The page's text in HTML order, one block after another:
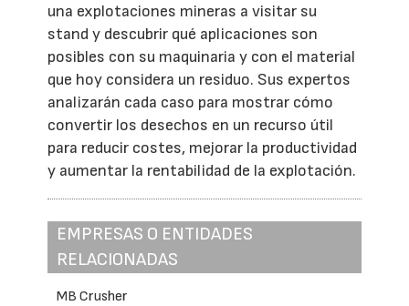
una explotaciones mineras a visitar su
stand y descubrir qué aplicaciones son
posibles con su maquinaria y con el material
que hoy considera un residuo. Sus expertos
analizarán cada caso para mostrar cómo
convertir los desechos en un recurso útil
para reducir costes, mejorar la productividad
y aumentar la rentabilidad de la explotación.
EMPRESAS O ENTIDADES
RELACIONADAS
MB Crusher